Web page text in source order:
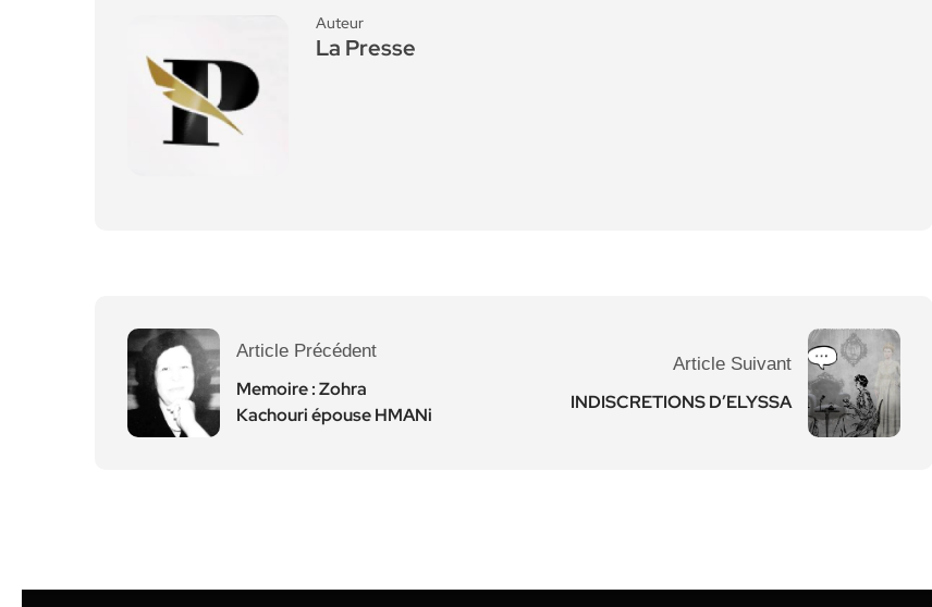
Auteur
La Presse
Article Précédent
Memoire : Zohra
Kachouri épouse HMANi
Article Suivant
INDISCRETIONS D’ELYSSA